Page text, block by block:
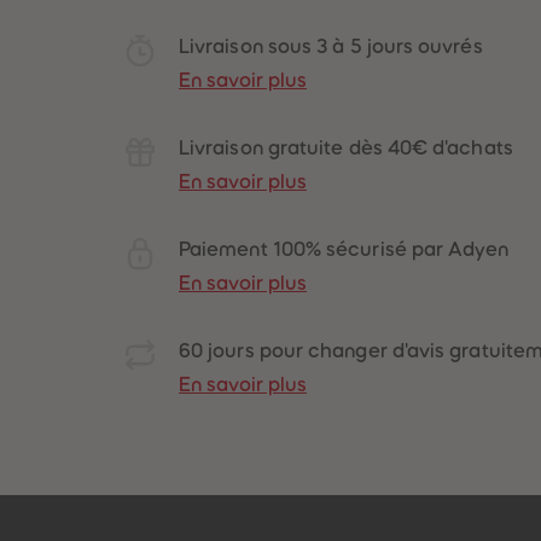
Livraison sous 3 à 5 jours ouvrés
En savoir plus
Livraison gratuite dès 40€ d'achats
En savoir plus
Paiement 100% sécurisé par Adyen
En savoir plus
60 jours pour changer d'avis
En savoir plus